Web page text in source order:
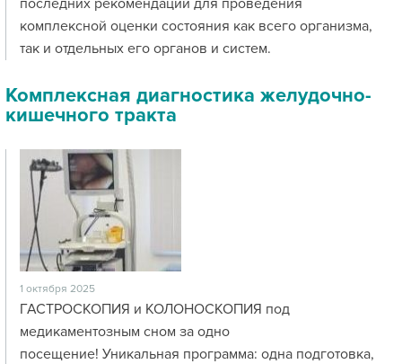
последних рекомендаций для проведения
комплексной оценки состояния как всего организма,
так и отдельных его органов и систем.
Комплексная диагностика желудочно-
кишечного тракта
1 октября 2025
ГАСТРОСКОПИЯ и КОЛОНОСКОПИЯ под
медикаментозным сном за одно
посещение! Уникальная программа: одна подготовка,